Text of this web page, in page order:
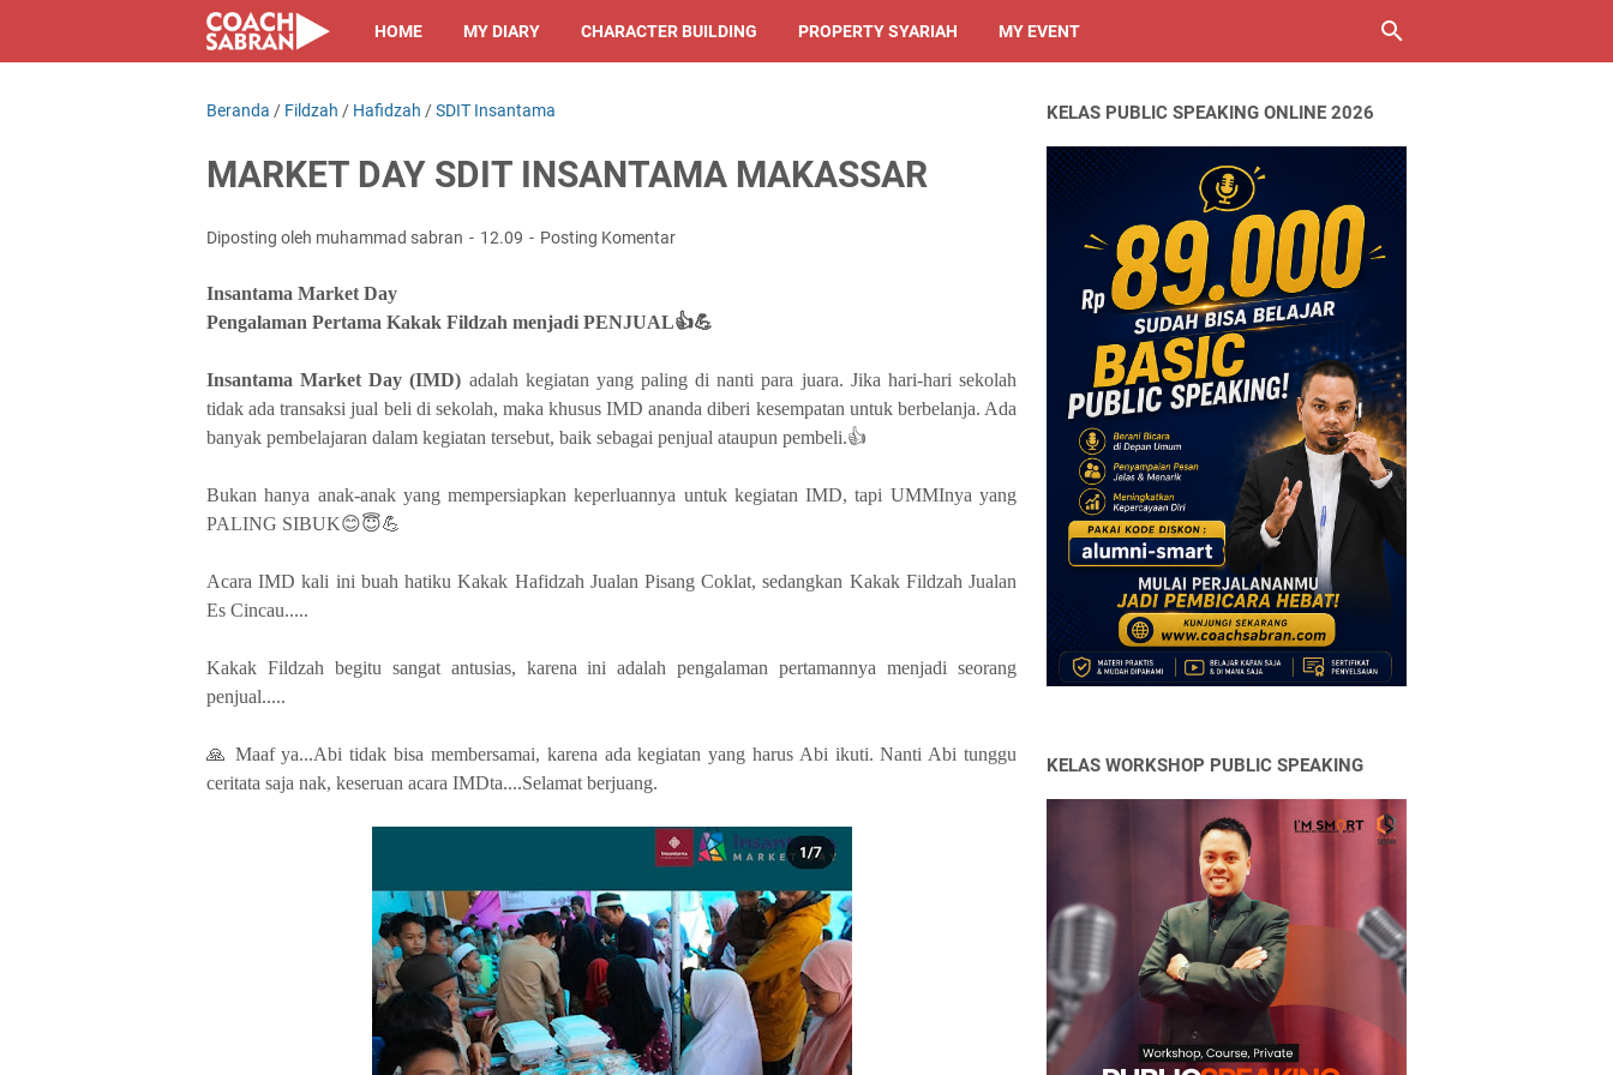
HOME MY DIARY CHARACTER BUILDING PROPERTY SYARIAH MY EVENT
Beranda / Fildzah / Hafidzah /SDIT Insantama
MARKET DAY SDIT INSANTAMA MAKASSAR
Diposting oleh muhammad sabran 12.09 Posting Komentar
Insantama Market Day
Pengalaman Pertama Kakak Fildzah menjadi PENJUAL👍💪
Insantama Market Day (IMD) adalah kegiatan yang paling di nanti para juara. Jika hari-hari sekolah
tidak ada transaksi jual beli di sekolah, maka khusus IMD ananda diberi kesempatan untuk berbelanja. Ada
banyak pembelajaran dalam kegiatan tersebut, baik sebagai penjual ataupun pembeli.👍
Bukan hanya anak-anak yang mempersiapkan keperluannya untuk kegiatan IMD, tapi UMMInya yang
PALING SIBUK😊😇💪
Acara IMD kali ini buah hatiku Kakak Hafidzah Jualan Pisang Coklat, sedangkan Kakak Fildzah Jualan
Es Cincau.....
Kakak Fildzah begitu sangat antusias, karena ini adalah pengalaman pertamannya menjadi seorang
penjual.....
🙏 Maaf ya...Abi tidak bisa membersamai, karena ada kegiatan yang harus Abi ikuti. Nanti Abi tunggu
ceritata saja nak, keseruan acara IMDta....Selamat berjuang.
KELAS PUBLIC SPEAKING ONLINE 2026
KELAS WORKSHOP PUBLIC SPEAKING